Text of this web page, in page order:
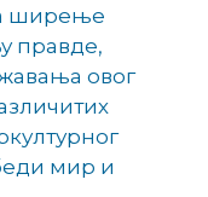
ширење
правде,
овог
мир и